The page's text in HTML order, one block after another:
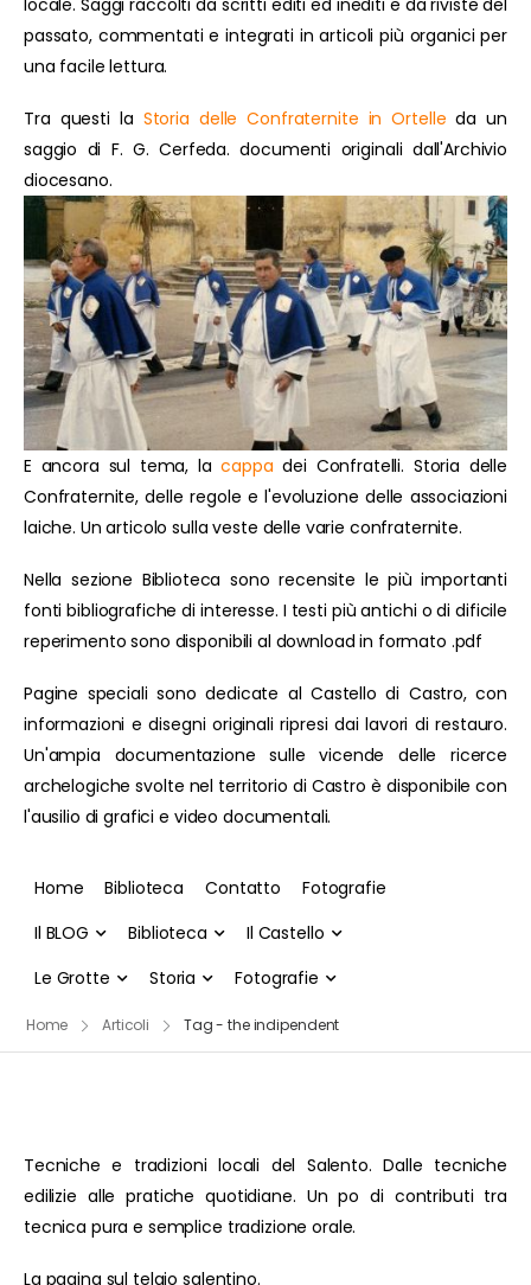
locale. Saggi raccolti da scritti editi ed inediti e da riviste del
passato, commentati e integrati in articoli più organici per
una facile lettura.
Tra questi la Storia delle Confraternite in Ortelle da un
saggio di F. G. Cerfeda. documenti originali dall'Archivio
diocesano.
E ancora sul tema, lacappa dei Confratelli. Storia delle
Confraternite, delle regole e l'evoluzione delle associazioni
laiche. Un articolo sulla veste delle varie confraternite.
Nella sezione Biblioteca sono recensite le più importanti
fonti bibliografiche di interesse. I testi più antichi o di dificile
reperimento sono disponibili al download in formato .pdf
Pagine speciali sono dedicate al Castello di Castro, con
informazioni e disegni originali ripresi dai lavori di restauro.
Un'ampia documentazione sulle vicende delle ricerce
archelogiche svolte nel territorio di Castro è disponibile con
l'ausilio di grafici e video documentali.
Home Biblioteca Contatto
Fotografie
Il BLOG
Biblioteca
Il Castello
Le Grotte
Storia Fotografie
Home Articoli Tag - the indipendent
Tecniche e tradizioni locali del Salento. Dalle tecniche
edilizie alle pratiche quotidiane. Un po di contributi tra
tecnica pura e semplice tradizione orale.
La pagina sul telaio salentino.